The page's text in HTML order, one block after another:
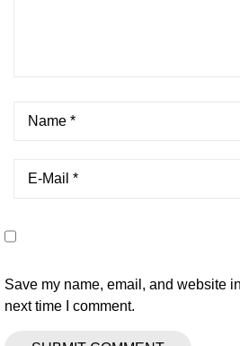
Save my name, email, and website
next time I comment.